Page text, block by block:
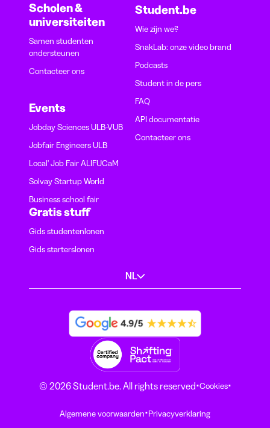
Scholen &
universiteiten
Samen studenten
ondersteunen
Contacteer ons
Events
Jobday Sciences ULB-VUB
Jobfair Engineers ULB
Local' Job Fair ALIFUCaM
Solvay Startup World
Business school fair
Student.be
Wie zijn we?
SnakLab: onze video brand
Podcasts
Student in de pers
FAQ
API documentatie
Contacteer ons
Gratis stuff
Gids studentenlonen
Gids starterslonen
NL
© 2026 Student.be. All rights reserved·Cookies·
Algemene voorwaarden·Privacyverklaring